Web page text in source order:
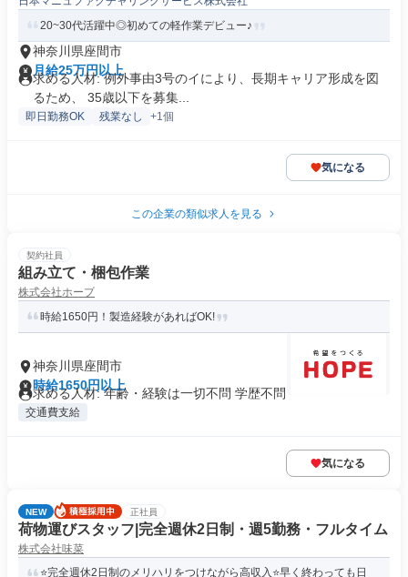
20~30代活躍中◎初めての軽作業デビュー♪
神奈川県座間市
月給25万円以上
求める人材: 例外事由3号のイにより、長期キャリア形成を図
るため、 35歳以下を募集...
即日勤務OK 残業なし +1個
気になる
この企業の類似求人を見る
契約社員
組み立て・梱包作業
株式会社ホープ
時給1650円！製造経験があればOK!
神奈川県座間市
時給1650円以上
求める人材: 年齢・経験は一切不問 学歴不問
交通費支給
気になる
NEW 正社員
荷物運びスタッフ|完全週休2日制・週5勤務・フルタイム
株式会社味菜
⭐️完全週休2日制のメリハリをつけながら高収入⭐️早く終わっても日